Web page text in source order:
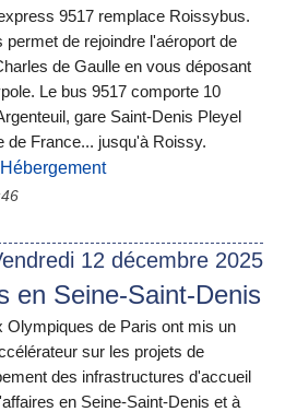
9517 remplace Roissybus.
permet de rejoindre l'aéroport de
de Gaulle en vous déposant
Le bus 9517 comporte 10
gare Saint-Denis Pleyel
de France... jusqu'à Roissy.
Hébergement
12 décembre 2025
en Seine-Saint-Denis
Olympiques de Paris ont mis un
sur les projets de
des infrastructures d'accueil
en Seine-Saint-Denis et à